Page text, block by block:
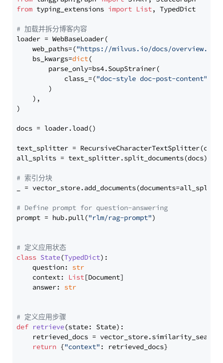
from typing_extensions import List, TypedDict
# 加载并拆分博客内容
loader = WebBaseLoader(
    web_paths=(
"https://milvus.io/docs/overview.md"
    bs_kwargs=
dict(
        parse_only=bs4.SoupStrainer(
            class_=(
"doc-style doc-post-content"
        )
    ),
)
docs = loader.load()
text_splitter =
all_splits = text_splitter.split_documents(docs)
# 索引分块
_ = vector_store.add_documents(documents=all_splits)
# Define prompt for question-answering
prompt = hub.pull("rlm/rag-prompt")
# 定义应用状态
class State(TypedDict):
    question:
str
    context:
List[Document]
    answer:
str
# 定义应用步骤
def retrieve(state: State):
retrieved_docs =
return {"context" : retrieved_docs}